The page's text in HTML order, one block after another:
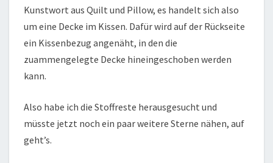
Kunstwort aus Quilt und Pillow, es handelt sich also
um eine Decke im Kissen. Dafür wird auf der Rückseite
ein Kissenbezug angenäht, in den die
zuammengelegte Decke hineingeschoben werden
kann.
Also habe ich die Stoffreste herausgesucht und
müsste jetzt noch ein paar weitere Sterne nähen, auf
geht’s.